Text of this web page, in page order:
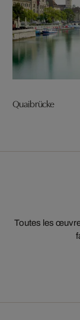
Quaibrücke
Toutes les